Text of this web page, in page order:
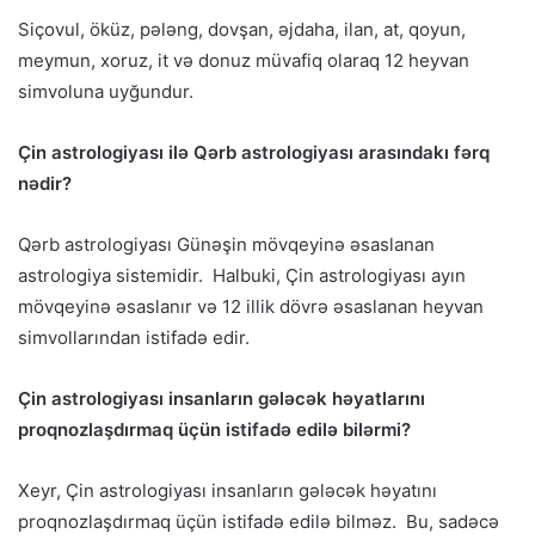
Siçovul, öküz, pələng, dovşan, əjdaha, ilan, at, qoyun,
meymun, xoruz, it və donuz müvafiq olaraq 12 heyvan
simvoluna uyğundur.
Çin astrologiyası ilə Qərb astrologiyası arasındakı fərq
nədir?
Qərb astrologiyası Günəşin mövqeyinə əsaslanan
astrologiya sistemidir. Halbuki, Çin astrologiyası ayın
mövqeyinə əsaslanır və 12 illik dövrə əsaslanan heyvan
simvollarından istifadə edir.
Çin astrologiyası insanların gələcək həyatlarını
proqnozlaşdırmaq üçün istifadə edilə bilərmi?
Xeyr, Çin astrologiyası insanların gələcək həyatını
proqnozlaşdırmaq üçün istifadə edilə bilməz. Bu, sadəcə